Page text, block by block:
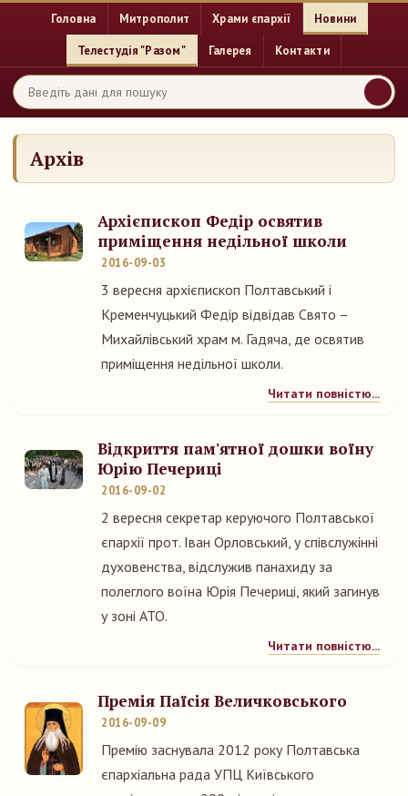
Головна Митрополит Храми єпархії Новини
Телестудія "Разом" Галерея Контакти
Архів
Архієпископ Федір освятив
приміщення недільної школи
2016-09-03
3 вересня архієпископ Полтавський і
Кременчуцький Федір відвідав Свято –
Михайлівський храм м. Гадяча, де освятив
приміщення недільної школи.
Читати повністю...
Відкриття пам'ятної дошки воїну
Юрію Печериці
2016-09-02
2 вересня секретар керуючого Полтавської
єпархії прот. Іван Орловський, у співслужінні
духовенства, відслужив панахиду за
полеглого воїна Юрія Печериці, який загинув
у зоні АТО.
Читати повністю...
Премія Паїсія Величковського
2016-09-09
Премію заснувала 2012 року Полтавська
єпархіальна рада УПЦ Київського